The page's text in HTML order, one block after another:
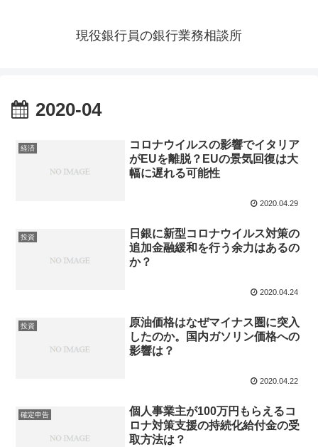
現役銀行員の銀行業務相談所
2020-04
経済
コロナウイルスの影響でイタリア
がEUを離脱？EUの景気回復は大
幅に遅れる可能性
2020.04.29
投資
日銀に新型コロナウイルス対策の
追加金融緩和を行う余力はあるの
か？
2020.04.24
投資
原油価格はなぜマイナス圏に突入
したのか。国内ガソリン価格への
影響は？
2020.04.22
確定申告
個人事業主が100万円もらえるコ
ロナ対策支援の持続化給付金の受
取方法は？